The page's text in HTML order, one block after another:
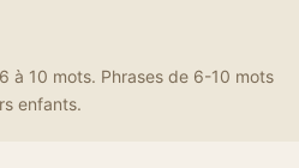
à 10 mots. Phrases de 6-10 mots
enfants.